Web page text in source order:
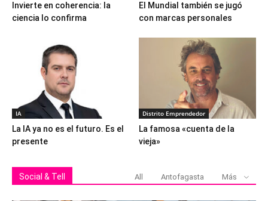
Invierte en coherencia: la
ciencia lo confirma
El Mundial también se jugó
con marcas personales
IA
La IA ya no es el futuro. Es el
presente
Distrito Emprendedor
La famosa «cuenta de la
vieja»
Social & Tell All Antofagasta Más